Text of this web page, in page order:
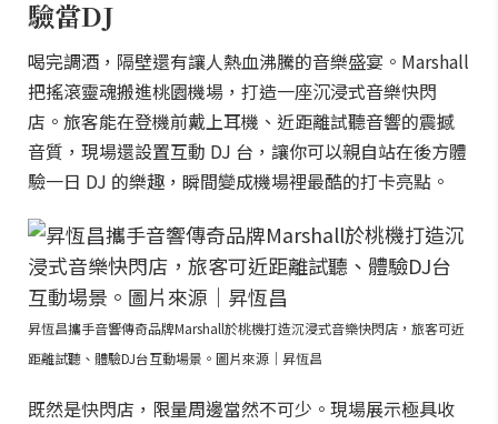
驗當DJ
喝完調酒，隔壁還有讓人熱血沸騰的音樂盛宴。Marshall
把搖滾靈魂搬進桃園機場，打造一座沉浸式音樂快閃
店。旅客能在登機前戴上耳機、近距離試聽音響的震撼
音質，現場還設置互動 DJ 台，讓你可以親自站在後方體
驗一日 DJ 的樂趣，瞬間變成機場裡最酷的打卡亮點。
昇恆昌攜手音響傳奇品牌Marshall於桃機打造沉浸式音樂快閃店，旅客可近
距離試聽、體驗DJ台互動場景。圖片來源｜昇恆昌
既然是快閃店，限量周邊當然不可少。現場展示極具收